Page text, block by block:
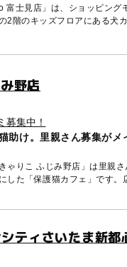
富士見店」は、ショッピング
2階のキッズフロアにある犬
野店
募集中！
助け。里親さん募集がメ
ゃりこ ふじみ野店」は里親
した「保護猫カフェ」です。
ん坊の猫たちがたくさん在籍
ティさいたま新都